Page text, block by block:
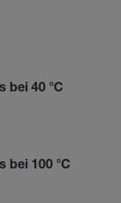
bei 40 °C
bei 100 °C